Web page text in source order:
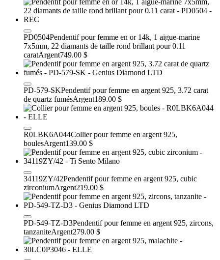
PD0504Pendentif pour femme en or 14k, 1 aigue-marine
7x5mm, 22 diamants de taille rond brillant pour 0.11
caratArgent749.00 $
PD-579-SKPendentif pour femme en argent 925, 3.72 carat
de quartz fumésArgent189.00 $
R0LBK6A044Collier pour femme en argent 925,
boulesArgent139.00 $
34119ZY/42Pendentif pour femme en argent 925, cubic
zirconiumArgent219.00 $
PD-549-TZ-D3Pendentif pour femme en argent 925, zircons,
tanzaniteArgent279.00 $